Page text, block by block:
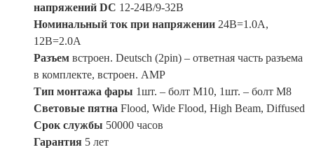
напряжений DC 12-24В/9-32В
Номинальный ток при напряжении 24В=1.0A,
12В=2.0A
Разъем встроен. Deutsch (2pin) – ответная часть разъема
в комплекте, встроен. АМР
Тип монтажа фары 1шт. – болт М10, 1шт. – болт М8
Световые пятна Flood, Wide Flood, High Beam, Diffused
Срок службы 50000 часов
Гарантия 5 лет